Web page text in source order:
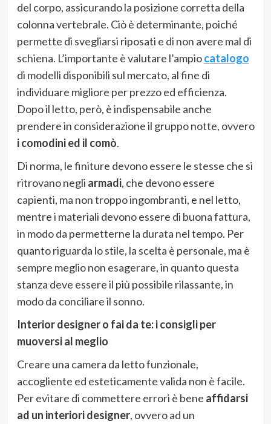
del corpo, assicurando la posizione corretta della
colonna vertebrale. Ciò è determinante, poiché
permette di svegliarsi riposati e di non avere mal di
schiena. L’importante è valutare l’ampiocatalogo
di modelli disponibili sul mercato, al fine di
individuare migliore per prezzo ed efficienza.
Dopo il letto, però, è indispensabile anche
prendere in considerazione il gruppo notte, ovvero
i comodini ed il comò.
Di norma, le finiture devono essere le stesse che si
ritrovano negli armadi, che devono essere
capienti, ma non troppo ingombranti, e nel letto,
mentre i materiali devono essere di buona fattura,
in modo da permetterne la durata nel tempo. Per
quanto riguarda lo stile, la scelta è personale, ma è
sempre meglio non esagerare, in quanto questa
stanza deve essere il più possibile rilassante, in
modo da conciliare il sonno.
Interior designer o fai da te: i consigli per
muoversi al meglio
Creare una camera da letto funzionale,
accogliente ed esteticamente valida non è facile.
Per evitare di commettere errori è bene affidarsi
ad un interiori designer, ovvero ad un